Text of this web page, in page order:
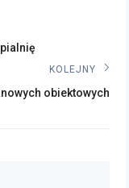
KOLEJNY
obiektowych